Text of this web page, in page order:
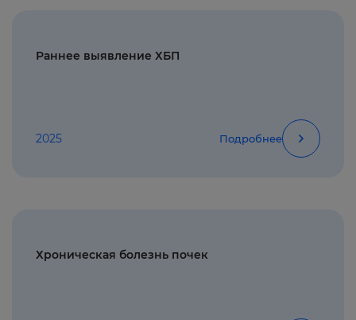
Раннее выявление ХБП
2025 Подробнее
Хроническая болезнь почек